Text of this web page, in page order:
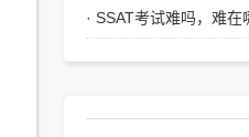
· SSAT考试难吗，难在